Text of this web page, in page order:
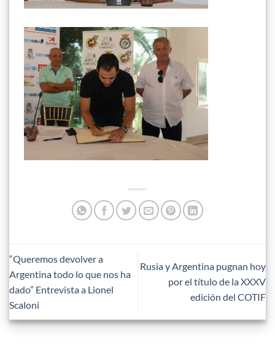
“Queremos devolver a
Argentina todo lo que nos ha
dado” Entrevista a Lionel
Scaloni
Rusia y Argentina pugnan hoy
por el título de la XXXV
edición del COTIF